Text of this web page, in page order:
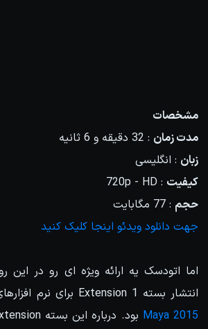
مشخصات
مدت زمان : 32 دقیقه و 6 ثانیه
زبان : انگلیسی
کیفیت : 720p - HD
حجم : 77 مگابایت
جهت دانلود ویدئو اینجا کلیک کنید
اما اتودسک یه ارائه ویژه ای رو در این
انتشار بسته Extension 1 برای نرم افزارهای
Maya 2015